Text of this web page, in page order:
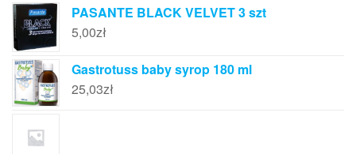
PASANTE BLACK VELVET 3 szt
5,00zł
Gastrotuss baby syrop 180 ml
25,03zł